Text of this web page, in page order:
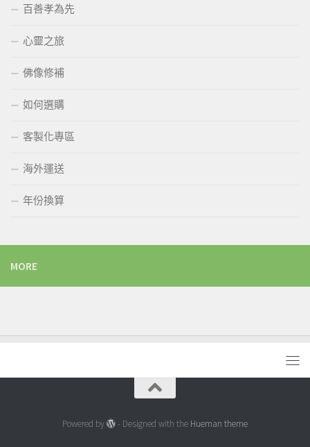
百善孝為先
心靈之旅
佛像修補
如何選購
客製化專區
海外運送
年份換算
MORE
Powered by - Designed with the Hueman theme